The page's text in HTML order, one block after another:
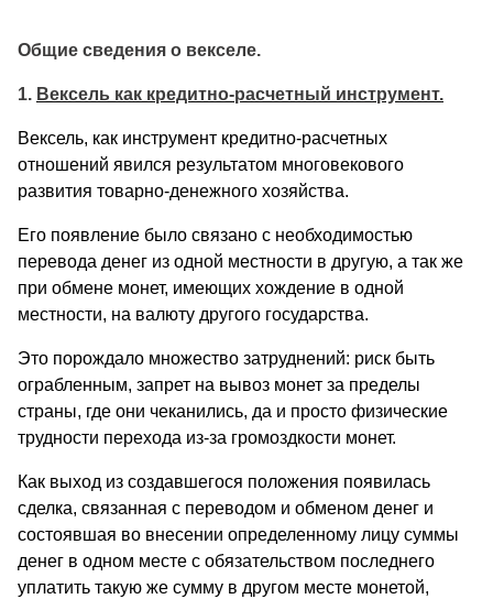
Общие сведения о векселе.
1. Вексель как кредитно-расчетный инструмент.
Вексель, как инструмент кредитно-расчетных
отношений явился результатом многовекового
развития товарно-денежного хозяйства.
Его появление было связано с необходимостью
перевода денег из одной местности в другую, а так же
при обмене монет, имеющих хождение в одной
местности, на валюту другого государства.
Это порождало множество затруднений: риск быть
ограбленным, запрет на вывоз монет за пределы
страны, где они чеканились, да и просто физические
трудности перехода из-за громоздкости монет.
Как выход из создавшегося положения появилась
сделка, связанная с переводом и обменом денег и
состоявшая во внесении определенному лицу суммы
денег в одном месте с обязательством последнего
уплатить такую же сумму в другом месте монетой,